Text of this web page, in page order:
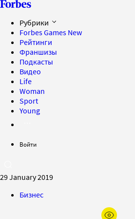
Рубрики
Forbes Games New
Рейтинги
Франшизы
Подкасты
Видео
Life
Woman
Sport
Young
Войти
29 January 2019
Бизнес